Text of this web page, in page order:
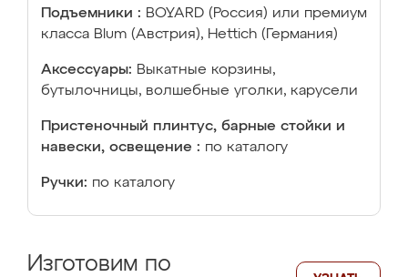
Подъемники : BOYARD (Россия) или премиум
класса Blum (Австрия), Hettich (Германия)
Аксессуары: Выкатные корзины,
бутылочницы, волшебные уголки, карусели
Пристеночный плинтус, барные стойки и
навески, освещение : по каталогу
Ручки: по каталогу
Изготовим по